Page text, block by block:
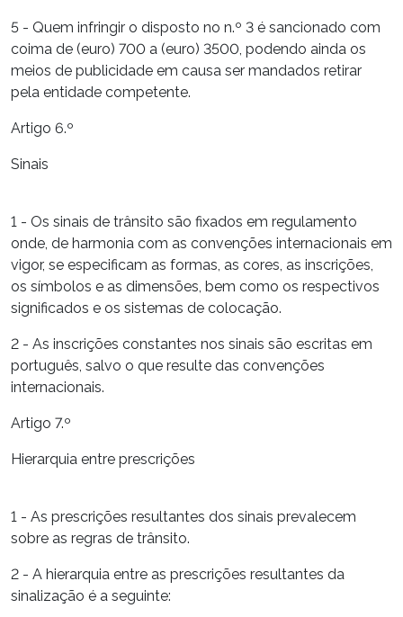
5 - Quem infringir o disposto no n.º 3 é sancionado com
coima de (euro) 700 a (euro) 3500, podendo ainda os
meios de publicidade em causa ser mandados retirar
pela entidade competente.
Artigo 6.º
Sinais
1 - Os sinais de trânsito são fixados em regulamento
onde, de harmonia com as convenções internacionais em
vigor, se especificam as formas, as cores, as inscrições,
os símbolos e as dimensões, bem como os respectivos
significados e os sistemas de colocação.
2 - As inscrições constantes nos sinais são escritas em
português, salvo o que resulte das convenções
internacionais.
Artigo 7.º
Hierarquia entre prescrições
1 - As prescrições resultantes dos sinais prevalecem
sobre as regras de trânsito.
2 - A hierarquia entre as prescrições resultantes da
sinalização é a seguinte: